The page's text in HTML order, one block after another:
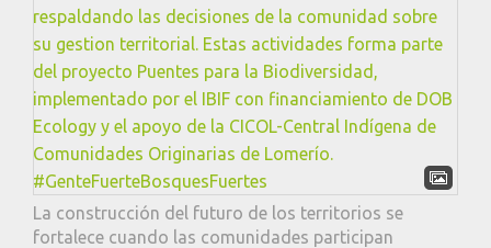
La construcción del futuro de los territorios se
fortalece cuando las comunidades participan